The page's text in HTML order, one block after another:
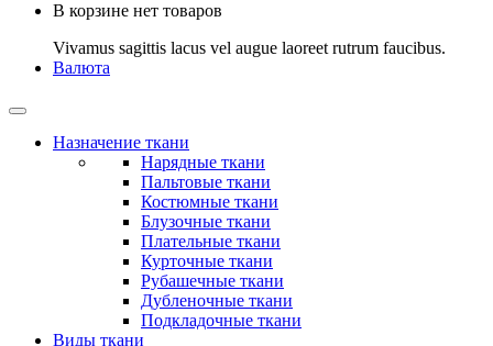
В корзине нет товаров
Vivamus sagittis lacus vel augue laoreet rutrum faucibus.
Валюта
Назначение ткани
Нарядные ткани
Пальтовые ткани
Костюмные ткани
Блузочные ткани
Плательные ткани
Курточные ткани
Рубашечные ткани
Дубленочные ткани
Подкладочные ткани
Виды ткани